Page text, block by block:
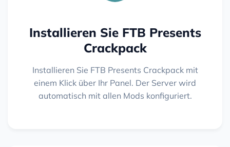
Installieren Sie FTB Presents
Crackpack
Installieren Sie FTB Presents Crackpack mit
einem Klick über Ihr Panel. Der Server wird
automatisch mit allen Mods konfiguriert.